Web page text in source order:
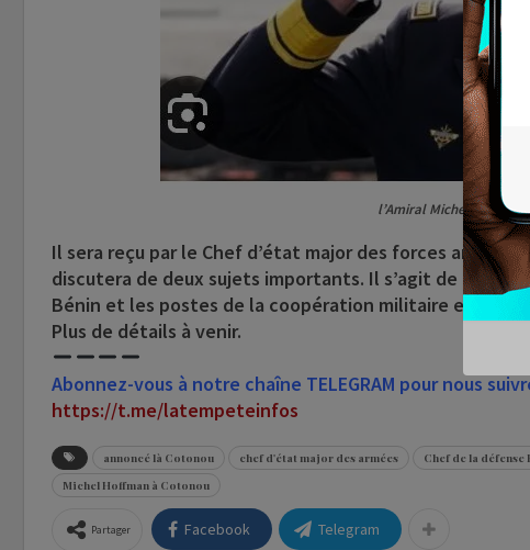
l’Amiral Michel Hofman
Il sera reçu par le Chef d’état major des forces armées
discutera de deux sujets importants. Il s’agit de la
Bénin et les postes de la coopération militaire entre
Plus de détails à venir.
Abonnez-vous à notre chaîne TELEGRAM pour nous
https://t.me/latempeteinfos
annoncé là Cotonou chef d'état major des armées Chef de la défense
Michel Hoffman à Cotonou
Partager Facebook Telegram